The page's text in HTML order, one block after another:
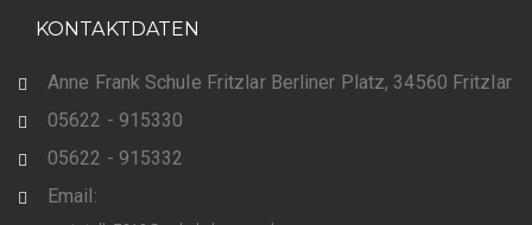
KONTAKTDATEN
Anne Frank Schule Fritzlar Berliner Platz, 34560 Fritzlar
05622 - 915330
05622 - 915332
Email: